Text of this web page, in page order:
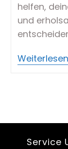
helfen,
und
Weiterlesen
Service